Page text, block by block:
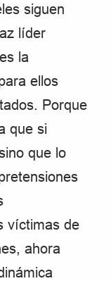
siguen
líder
la
ellos
Porque
que si
que lo
víctimas de
ahora